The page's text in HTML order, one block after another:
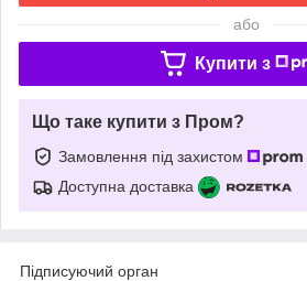
або
Купити з
Що таке купити з Пром?
Замовлення під захистом
Доступна доставка
Підписуючий орган